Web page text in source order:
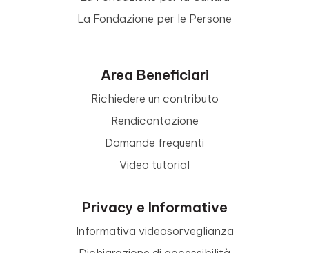
La Fondazione per le Persone
Area Beneficiari
Richiedere un contributo
Rendicontazione
Domande frequenti
Video tutorial
Privacy e Informative
Informativa videosorveglianza